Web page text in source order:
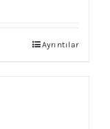
Ayrıntılar